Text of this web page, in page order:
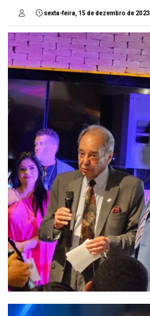
sexta-feira, 15 de dezembro de 2023